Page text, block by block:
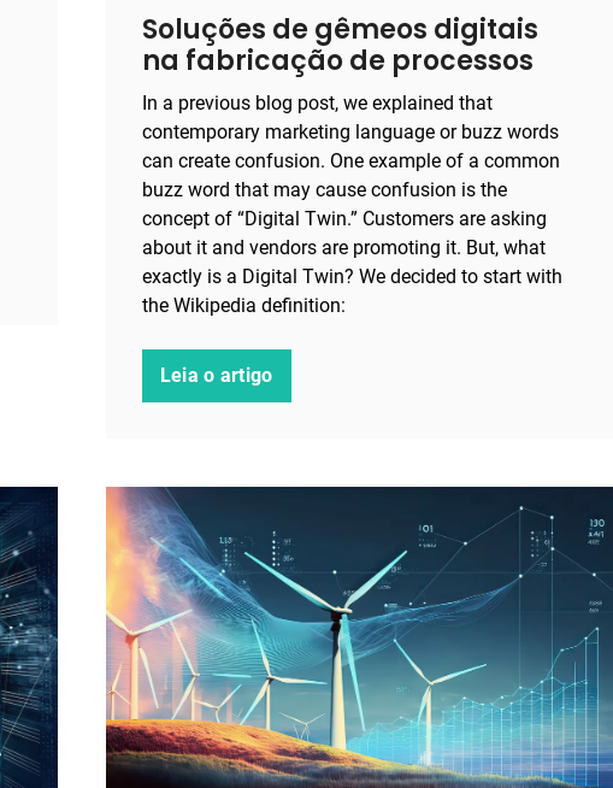
Soluções de gêmeos digitais
na fabricação de processos
In a previous blog post, we explained that
contemporary marketing language or buzz words
can create confusion. One example of a common
buzz word that may cause confusion is the
concept of “Digital Twin.” Customers are asking
about it and vendors are promoting it. But, what
exactly is a Digital Twin? We decided to start with
the Wikipedia definition:
Leia o artigo